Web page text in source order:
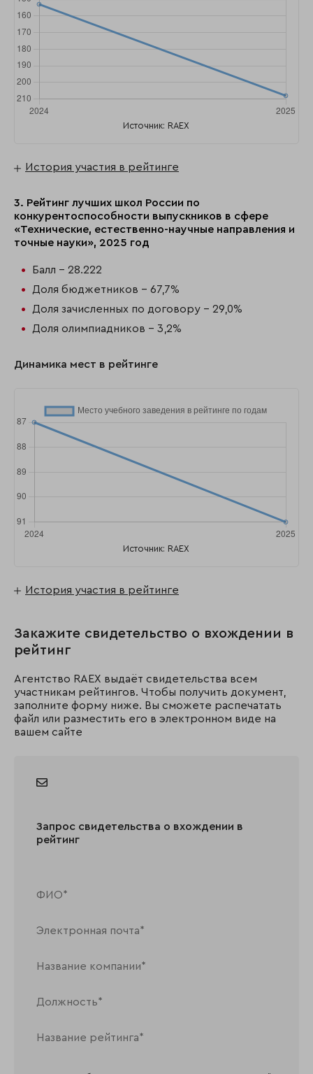
Источник: RAEX
История участия в рейтинге
3. Рейтинг лучших школ России по
конкурентоспособности выпускников в сфере
«Технические, естественно-научные направления и
точные науки», 2025 год
Балл - 28.222
Доля бюджетников - 67,7%
Доля зачисленных по договору - 29,0%
Доля олимпиадников - 3,2%
Динамика мест в рейтинге
Источник: RAEX
История участия в рейтинге
Закажите свидетельство о вхождении в
рейтинг
Агентство RAEX выдаёт свидетельства всем
участникам рейтингов. Чтобы получить документ,
заполните форму ниже. Вы сможете распечатать
файл или разместить его в электронном виде на
вашем сайте
Запрос свидетельства о вхождении в
рейтинг